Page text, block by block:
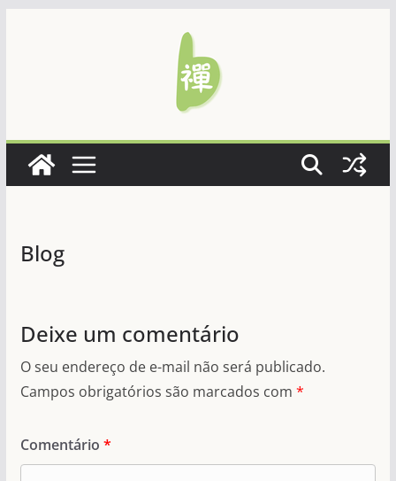
Blog
Deixe um comentário
O seu endereço de e-mail não será publicado.
Campos obrigatórios são marcados com *
Comentário *